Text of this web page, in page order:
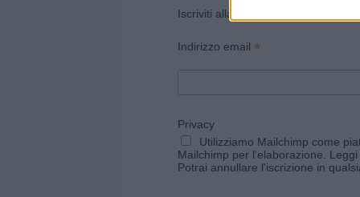
Iscriviti alla newsletter di Gallura
Indirizzo email *
Privacy
Utilizziamo Mailchimp come
Mailchimp per l'elaborazione.
Potrai annullare l'iscrizione in